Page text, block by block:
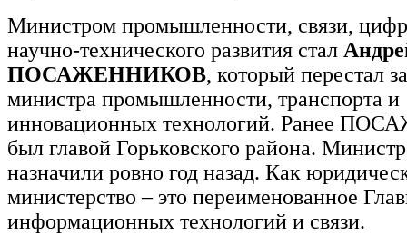
Министром промышленности, связи,
научно-технического развития стал
ПОСАЖЕННИКОВ, который перестал
министра промышленности, транспорта и
инновационных технологий. Ранее
был главой Горьковского района.
назначили ровно год назад. Как
министерство – это переименованное
информационных технологий и связи.